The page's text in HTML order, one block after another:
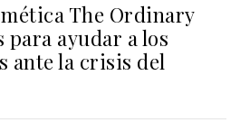
The Ordinary
para ayudar a los
ante la crisis del